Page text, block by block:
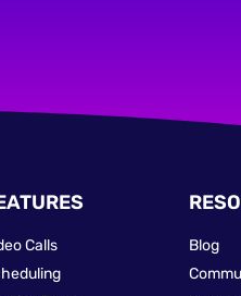
Calls
Blog